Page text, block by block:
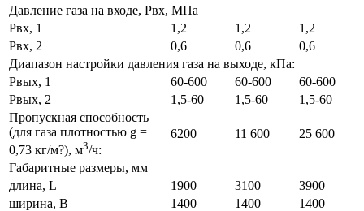
Давление газа на входе, Рвх, МПа
Рвх, 1
1,2 1,2
1,2
Рвх, 2
0,6 0,6
0,6
Диапазон настройки давления газа на выходе, кПа:
Рвых, 1
60-600 60-600
60-600
Рвых, 2
1,5-60 1,5-60
1,5-60
Пропускная способность
(для газа плотностью g =
0,73 кг/м?), м3/ч:
6200 11 600 25 600
Габаритные размеры, мм
длина, L
1900 3100
3900
ширина, B
1400 1400
1400